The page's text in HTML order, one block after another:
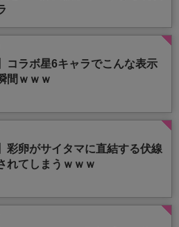
コラボ星6キャラでこんな表示
間ｗｗｗ
彩卵がサイタマに直結する伏線
れてしまうｗｗｗ